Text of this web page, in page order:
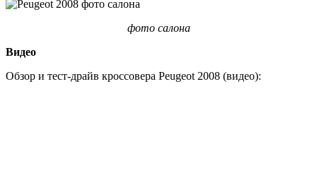
фото салона
Видео
Обзор и тест-драйв кроссовера Peugeot 2008 (видео):